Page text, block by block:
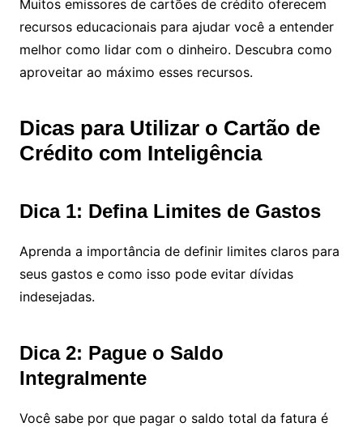
Muitos emissores de cartões de crédito oferecem
recursos educacionais para ajudar você a entender
melhor como lidar com o dinheiro. Descubra como
aproveitar ao máximo esses recursos.
Dicas para Utilizar o Cartão de
Crédito com Inteligência
Dica 1: Defina Limites de Gastos
Aprenda a importância de definir limites claros para
seus gastos e como isso pode evitar dívidas
indesejadas.
Dica 2: Pague o Saldo
Integralmente
Você sabe por que pagar o saldo total da fatura é